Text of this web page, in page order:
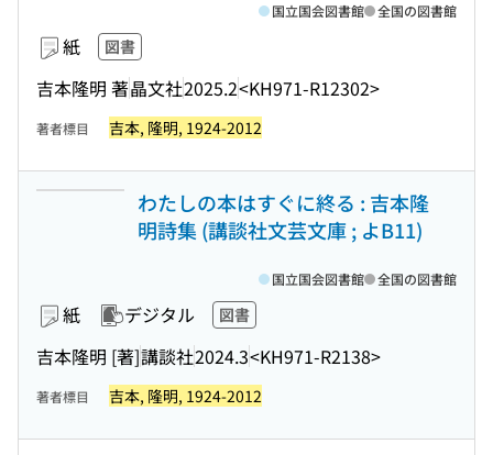
紙 図書
吉本隆明 著晶文社2025.2<KH971-R12302>
国立国会図書館 全国の図書館
著者標目 吉本, 隆明, 1924-2012
わたしの本はすぐに終る : 吉本隆
明詩集 (講談社文芸文庫 ; よB11)
紙 デジタル 図書
吉本隆明 [著]講談社2024.3<KH971-R2138>
国立国会図書館 全国の図書館
著者標目 吉本, 隆明, 1924-2012